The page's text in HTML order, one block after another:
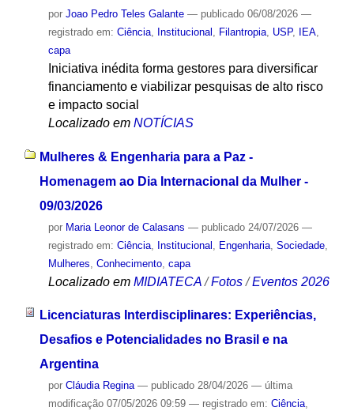
por Joao Pedro Teles Galante — publicado06/08/2026 —
registrado em: Ciência, Institucional Filantropia, USP, IEA,
capa
Iniciativa inédita forma gestores para diversificar
financiamento e viabilizar pesquisas de alto risco
e impacto social
Localizado em NOTÍCIAS
Mulheres & Engenharia para a Paz -
Homenagem ao Dia Internacional da Mulher -
09/03/2026
por Maria Leonor de Calasans — publicado24/07/2026 —
registrado em: Ciência, Institucional Engenharia, Sociedade,
Mulheres Conhecimento, capa
Localizado em MIDIATECA /Fotos /Eventos 2026
Licenciaturas Interdisciplinares: Experiências,
Desafios e Potencialidades no Brasil e na
Argentina
por Cláudia Regina — publicado28/04/2026 — última
modificação07/05/2026 09:59 — registrado em: Ciência,